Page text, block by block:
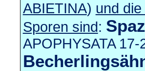
ABIETINA) und
Sporen sind:
APOPHYSATA